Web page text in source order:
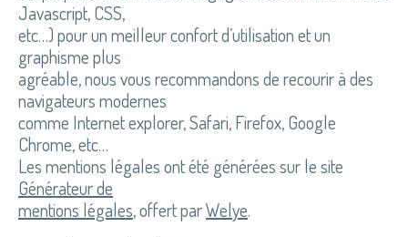
Javascript, CSS,
etc…) pour un meilleur confort d’utilisation et un
graphisme plus
agréable, nous vous recommandons de recourir à des
navigateurs modernes
comme Internet explorer, Safari, Firefox, Google
Chrome, etc…
Les mentions légales ont été générées sur le site
Générateur de
mentions légales, offert parWelye.